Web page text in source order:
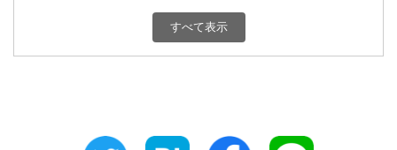
660円 富山県
静岡県
すべて表示